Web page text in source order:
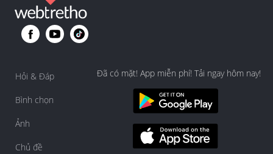
Hỏi & Đáp
Bình chọn
Ảnh
Chủ đề
Đã có mặt! App miễn phí! Tải ngay hôm nay!